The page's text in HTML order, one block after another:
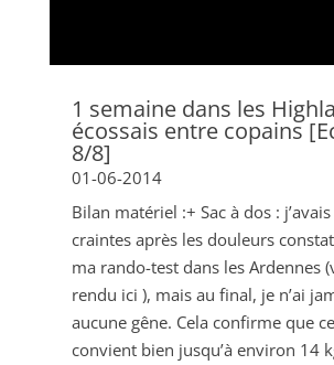
1 semaine dans les
écossais entre copains
8/8]
01-06-2014
Bilan matériel :+ Sac à dos :
craintes après les douleurs
ma rando-test dans les Ardennes
rendu ici ), mais au final, je n’ai
aucune gêne. Cela confirme que
convient bien jusqu’à environ 14